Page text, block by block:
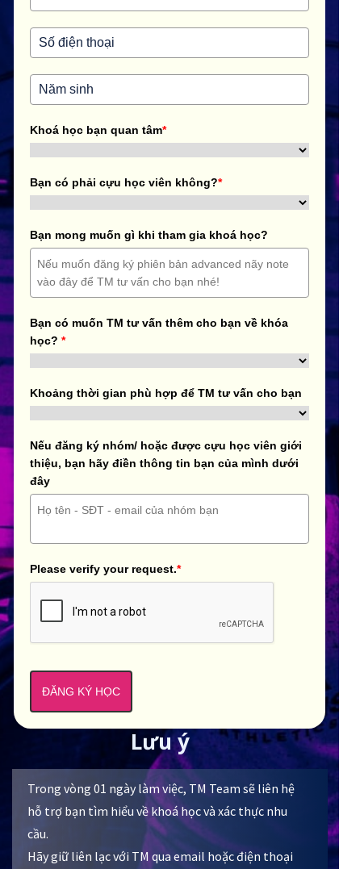
Khoá học bạn quan tâm*
Bạn có phải cựu học viên không?*
Bạn mong muốn gì khi tham gia khoá học?
Bạn có muốn TM tư vấn thêm cho bạn về khóa
học? *
Khoảng thời gian phù hợp để TM tư vấn cho bạn
Nếu đăng ký nhóm/ hoặc được cựu học viên giới
thiệu, bạn hãy điền thông tin bạn của mình dưới
đây
Please verify your request.*
ĐĂNG KÝ HỌC
Lưu ý
Trong vòng 01 ngày làm việc, TM Team sẽ liên hệ
hỗ trợ bạn tìm hiểu về khoá học và xác thực nhu
cầu.
Hãy giữ liên lạc với TM qua email hoặc điện thoại